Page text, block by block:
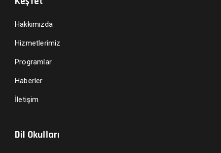
Hakkımızda
Hizmetlerimiz
Programlar
Haberler
İletişim
Dil Okulları